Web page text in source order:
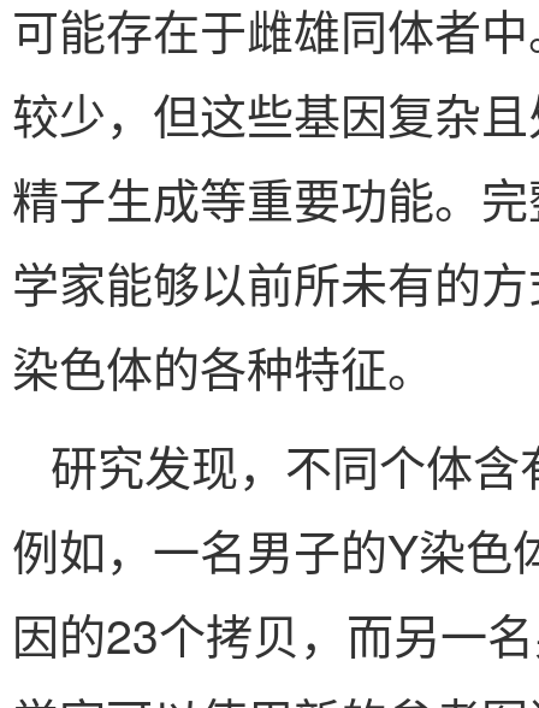
可能存在于雌雄同体者
较少，但这些基因复杂
精子生成等重要功能。
学家能够以前所未有的
染色体的各种特征。
研究发现，不同个体
例如，一名男子的Y染色
因的23个拷贝，而另一